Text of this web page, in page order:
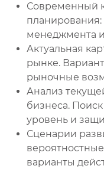
Современный
менеджмента
Актуальная
рынке.
рыночные
Анализ
бизнеса.
уровень и
Сценарии
варианты